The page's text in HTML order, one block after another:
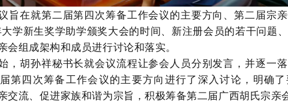
旨在就第二届第四次筹备工作会议的主要方向、第二届宗
学新生奖学助学颁奖大会的时间、新注册会员的若干问题
会组成架构和成员进行讨论和落实。
，胡孙祥秘书长就会议流程让参会人员分别发言，并逐一
第四次筹备工作会议的主要方向进行了深入讨论，明确
交流、促进家族和谐为宗旨，积极筹备第二届广西胡氏宗亲